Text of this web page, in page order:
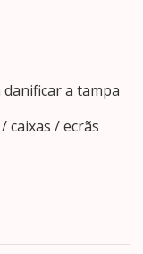
a tampa
caixas / ecrãs